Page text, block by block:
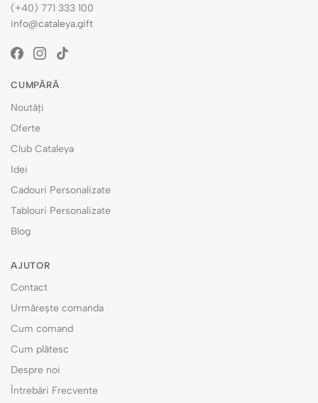
(+40) 771 333 100
info@cataleya.gift
CUMPĂRĂ
Noutăți
Oferte
Club Cataleya
Idei
Cadouri Personalizate
Tablouri Personalizate
Blog
AJUTOR
Contact
Urmărește comanda
Cum comand
Cum plătesc
Despre noi
Întrebări Frecvente